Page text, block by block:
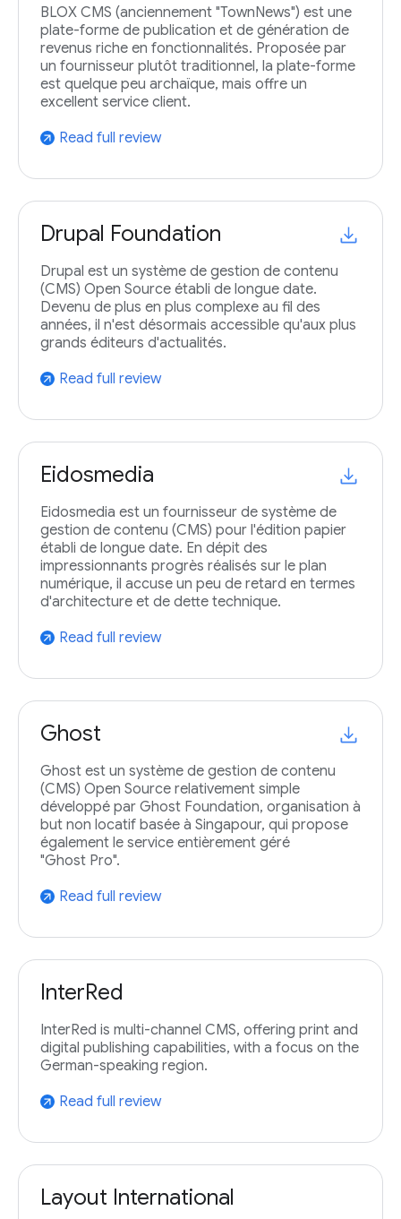
BLOX CMS (anciennement "TownNews") est une
plate-forme de publication et de génération de
revenus riche en fonctionnalités. Proposée par
un fournisseur plutôt traditionnel, la plate-forme
est quelque peu archaïque, mais offre un
excellent service client.
arrow_outward Read full review
Drupal Foundation
Drupal est un système de gestion de contenu
(CMS) Open Source établi de longue date.
Devenu de plus en plus complexe au fil des
années, il n'est désormais accessible qu'aux plus
grands éditeurs d'actualités.
arrow_outward Read full review
Eidosmedia
Eidosmedia est un fournisseur de système de
gestion de contenu (CMS) pour l'édition papier
établi de longue date. En dépit des
impressionnants progrès réalisés sur le plan
numérique, il accuse un peu de retard en termes
d'architecture et de dette technique.
arrow_outward Read full review
Ghost
Ghost est un système de gestion de contenu
(CMS) Open Source relativement simple
développé par Ghost Foundation, organisation à
but non locatif basée à Singapour, qui propose
également le service entièrement géré
"Ghost Pro".
arrow_outward Read full review
InterRed
InterRed is multi-channel CMS, offering print and
digital publishing capabilities, with a focus on the
German-speaking region.
arrow_outward Read full review
Layout International